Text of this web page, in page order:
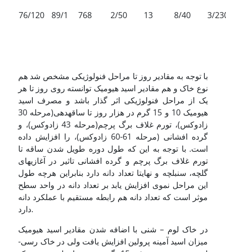
76/120
89/1 768 2/50 13 8/40 3/
با توجه به مقادیر روز تا مراحل فنولوژیکی مشخص شد هم
نوع خاک و هم مقادیر اسید هیومیک توانسته روی روز تا هر
یک از مراحل فنولوژیکی اثر گذار باشد و مصرف اسید
هیومیک 10 و 15 گرم در هزار روز تا ساقه­دهی(مرحله 30
زادوکس)، تورم غلاف برگ پرچم(مرحله 43 زادوکس)، و
گرده افشانی (مرحله 61-60 زادوکس)، را افزایش داده
است. با توجه به این که طول دوره طویل شدن ساقه تا
تورم غلاف برگ پرچم و گرده افشانی تاثیر در آغازی­های
گلچه، سنبلچه و نهایتا تعداد دانه دارد بنابراین هرچه طول
این مراحل نموی افزایش یابد بر تعداد دانه در واحد سطح
موثر است که تعداد دانه هم رابطه مستقیم با عملکرد دانه
دارد.
در خاک لوم – شنی با اضافه شدن مقادیر اسید هیومیک
میزان اسید آمینه پرولین افزایش یافت ولی در خاک رسی-